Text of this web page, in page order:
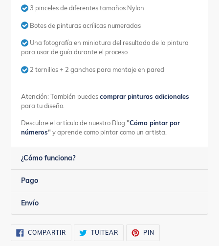
3 pinceles de diferentes tamaños Nylon
Botes de pinturas acrílicas numeradas
Una fotografía en miniatura del resultado de la pintura
para usar de guía durante el proceso
2 tornillos + 2 ganchos para montaje en pared
Atención: También puedescomprar pinturas adicionales
para tu diseño.
Descubre el artículo de nuestro Blog "Cómo pintar por
números"y aprende como pintar como un artista.
¿Cómo funciona?
Pago
Envío
COMPARTIRCOMPARTIR
EN
TUITEAR TUITEARPIN